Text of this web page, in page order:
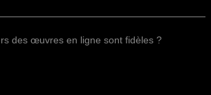
des œuvres en ligne sont fidèles ?